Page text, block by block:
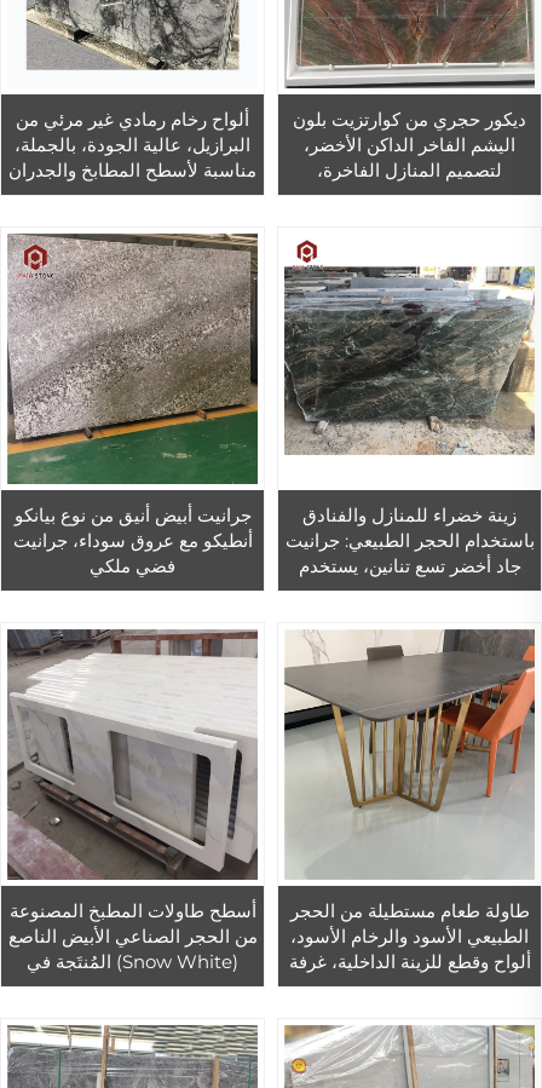
ديكور حجري من كوارتزيت بلون
اليشم الفاخر الداكن الأخضر،
لتصميم المنازل الفاخرة،
وطاولات المطبخ
ألواح رخام رمادي غير مرئي من
البرازيل، عالية الجودة، بالجملة،
مناسبة لأسطح المطابخ والجدران
زينة خضراء للمنازل والفنادق
باستخدام الحجر الطبيعي: جرانيت
جاد أخضر تسع تنانين، يستخدم
في درجات الحدائق وتغطية
جرانيت أبيض أنيق من نوع بيانكو
أنطيكو مع عروق سوداء، جرانيت
فضي ملكي
طاولة طعام مستطيلة من الحجر
الطبيعي الأسود والرخام الأسود،
ألواح وقطع للزينة الداخلية، غرفة
المعيشة وغرفة الطعام والأثاث
أسطح طاولات المطبخ المصنوعة
من الحجر الصناعي الأبيض الناصع
(Snow White) المُنتَجة في
المصنع مباشرةً والمزينة بذرات